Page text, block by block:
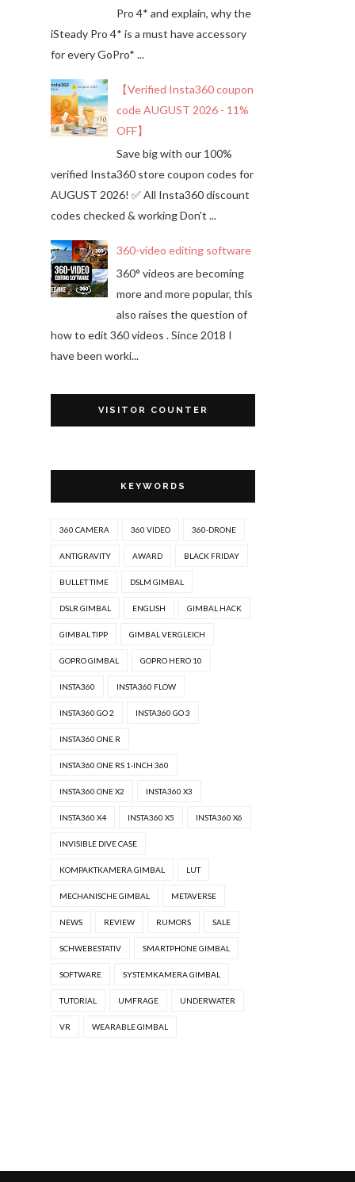
Pro 4* and explain, why the
iSteady Pro 4* is a must have accessory
for every GoPro* ...
【Verified Insta360 coupon
code AUGUST 2026 - 11%
OFF】
Save big with our 100%
verified Insta360 store coupon codes for
AUGUST 2026! ✅ All Insta360 discount
codes checked & working Don't ...
360-video editing software
360° videos are becoming
more and more popular, this
also raises the question of
how to edit 360 videos . Since 2018 I
have been worki...
VISITOR COUNTER
KEYWORDS
360 CAMERA 360 VIDEO 360-DRONE
ANTIGRAVITY AWARD BLACK FRIDAY
BULLET TIME DSLM GIMBAL
DSLR GIMBAL ENGLISH GIMBAL HACK
GIMBAL TIPP GIMBAL VERGLEICH
GOPRO GIMBAL GOPRO HERO 10
INSTA360 INSTA360 FLOW
INSTA360 GO 2 INSTA360 GO 3
INSTA360 ONE R
INSTA360 ONE RS 1-INCH 360
INSTA360 ONE X2 INSTA360 X3
INSTA360 X4 INSTA360 X5 INSTA360 X6
INVISIBLE DIVE CASE
KOMPAKTKAMERA GIMBAL LUT
MECHANISCHE GIMBAL METAVERSE
NEWS REVIEW RUMORS SALE
SCHWEBESTATIV SMARTPHONE GIMBAL
SOFTWARE SYSTEMKAMERA GIMBAL
TUTORIAL UMFRAGE UNDERWATER
VR WEARABLE GIMBAL